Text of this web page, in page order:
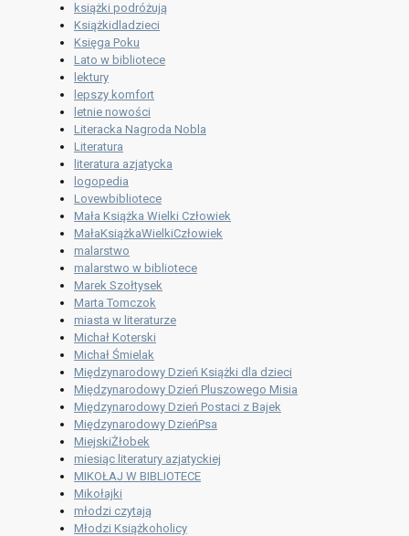
książki podróżują
Książkidladzieci
Księga Poku
Lato w bibliotece
lektury
lepszy komfort
letnie nowości
Literacka Nagroda Nobla
Literatura
literatura azjatycka
logopedia
Lovewbibliotece
Mała Książka Wielki Człowiek
MałaKsiążkaWielkiCzłowiek
malarstwo
malarstwo w bibliotece
Marek Szołtysek
Marta Tomczok
miasta w literaturze
Michał Koterski
Michał Śmielak
Międzynarodowy Dzień Książki dla dzieci
Międzynarodowy Dzień Pluszowego Misia
Międzynarodowy Dzień Postaci z Bajek
Międzynarodowy DzieńPsa
MiejskiŻłobek
miesiąc literatury azjatyckiej
MIKOŁAJ W BIBLIOTECE
Mikołajki
młodzi czytają
Młodzi Książkoholicy